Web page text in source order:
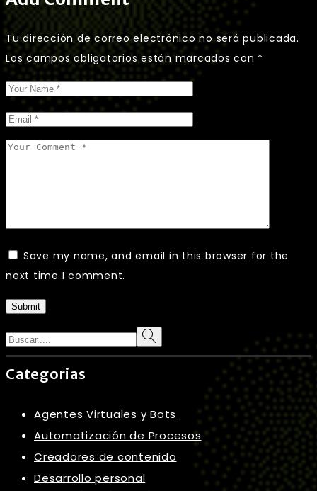
Tu dirección de correo electrónico no será publicada.
Los campos obligatorios están marcados con *
Save my name, and email in this browser for the
next time I comment.
Submit
Search
Categorias
Agentes Virtuales y Bots
Automatización de Procesos
Creadores de contenido
Desarrollo personal